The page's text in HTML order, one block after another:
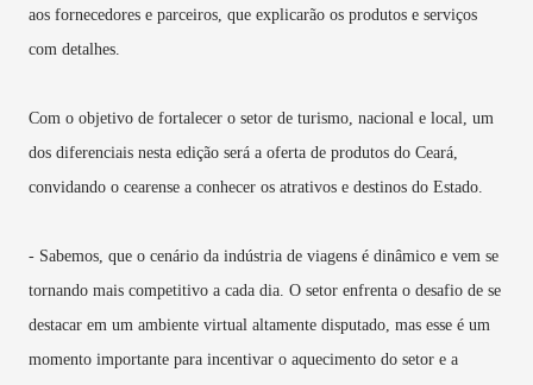
aos fornecedores e parceiros, que explicarão os produtos e serviços
com detalhes.
Com o objetivo de fortalecer o setor de turismo, nacional e local, um
dos diferenciais nesta edição será a oferta de produtos do Ceará,
convidando o cearense a conhecer os atrativos e destinos do Estado.
- Sabemos, que o cenário da indústria de viagens é dinâmico e vem se
tornando mais competitivo a cada dia. O setor enfrenta o desafio de se
destacar em um ambiente virtual altamente disputado, mas esse é um
momento importante para incentivar o aquecimento do setor e a